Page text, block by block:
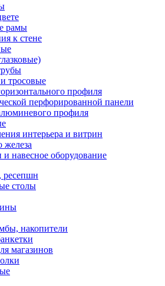
рамы
к стене
тросовые
профиля
перфорированной панели
профиля
интерьера и витрин
железа
навесное оборудование
ресепшн
столы
накопители
магазинов